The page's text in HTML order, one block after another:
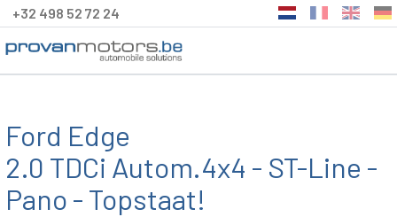
+32 498 52 72 24
Ford Edge
2.0 TDCi Autom.4x4 - ST-Line -
Pano - Topstaat!